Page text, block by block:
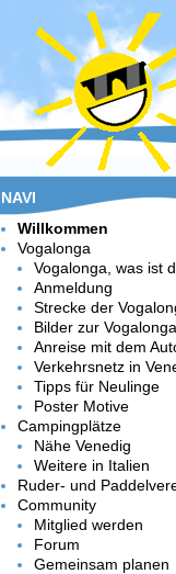
NAVI
Willkommen
Vogalonga
Vogalonga, was ist
Anmeldung
Strecke der
Bilder zur Vogalonga
Anreise mit dem
Verkehrsnetz in
Tipps für Neulinge
Poster Motive
Campingplätze
Nähe Venedig
Weitere in Italien
Ruder- und
Community
Mitglied werden
Forum
Gemeinsam planen